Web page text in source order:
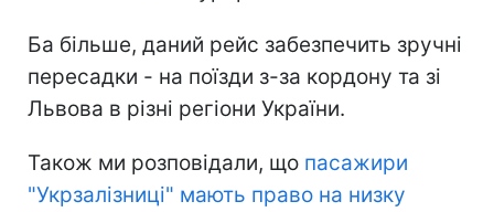
Ба більше, даний рейс забезпечить зручні
пересадки - на поїзди з-за кордону та зі
Львова в різні регіони України.
Також ми розповідали, що пасажири
"Укрзалізниці" мають право на низку